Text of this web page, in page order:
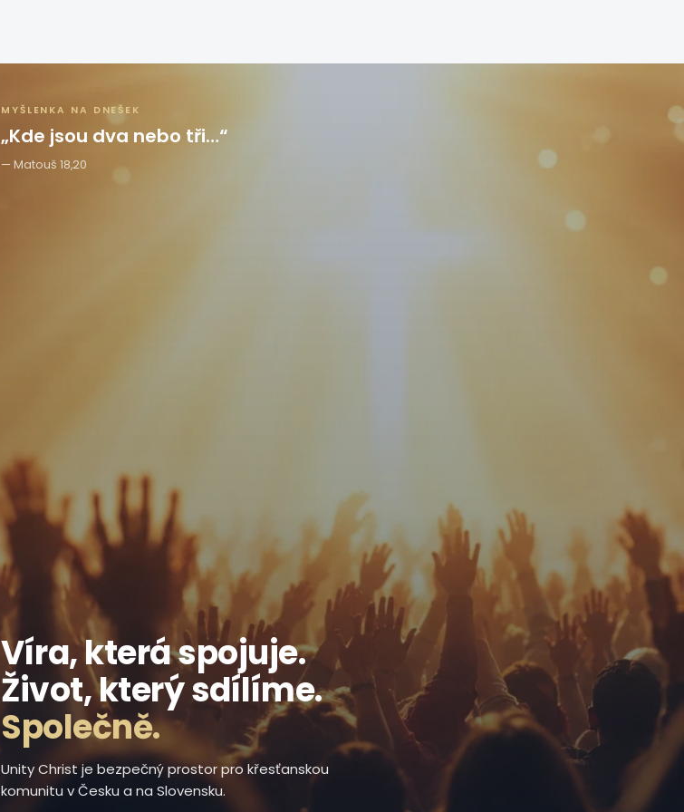
Víra, která spojuje.
Život, který sdílíme.
Společně.
Unity Christ je bezpečný prostor pro křesťanskou
komunitu v Česku a na Slovensku.
MYŠLENKA NA DNEŠEK
„Kde jsou dva nebo tři…“
Matouš 18,20